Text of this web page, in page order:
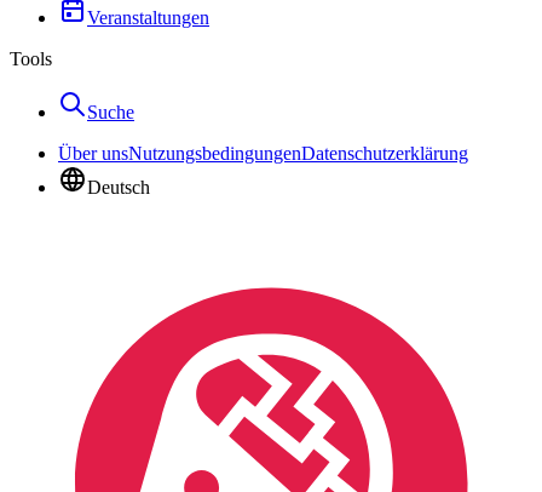
Veranstaltungen
Tools
Suche
Über unsNutzungsbedingungenDatenschutzerklärung
Deutsch